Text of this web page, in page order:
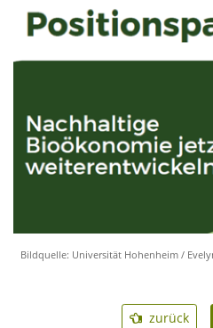
Bildquelle: Universität Hohenheim /
zurück